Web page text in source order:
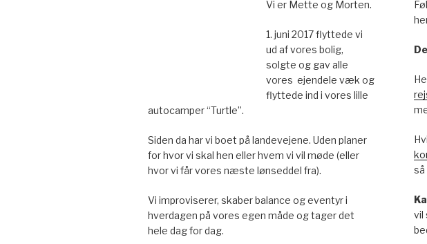
Vi er Mette og Morten.
1. juni 2017 flyttede vi
ud af vores bolig,
solgte og gav alle
vores ejendele væk og
flyttede ind i vores lille
autocamper “Turtle”.
Siden da har vi boet på landevejene. Uden planer
for hvor vi skal hen eller hvem vi vil møde (eller
hvor vi får vores næste lønseddel fra).
Vi improviserer, skaber balance og eventyr i
hverdagen på vores egen måde og tager det
hele dag for dag.
så
vil